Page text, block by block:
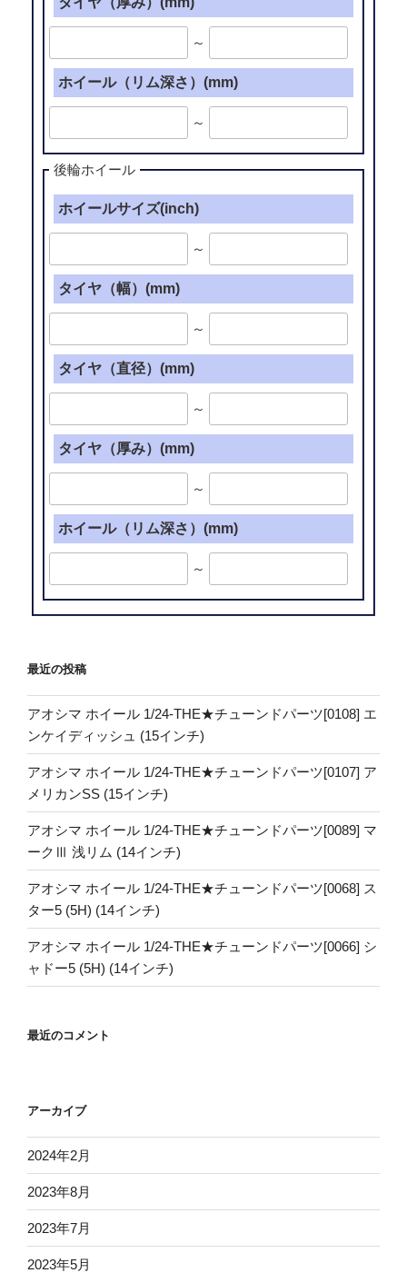
～
ホイール（リム深さ）(mm)
～
後輪ホイール
ホイールサイズ(inch)
～
タイヤ（幅）(mm)
～
タイヤ（直径）(mm)
～
タイヤ（厚み）(mm)
～
ホイール（リム深さ）(mm)
～
最近の投稿
アオシマ ホイール 1/24-THE★チューンドパーツ[0108] エ
ンケイディッシュ (15インチ)
アオシマ ホイール 1/24-THE★チューンドパーツ[0107] ア
メリカンSS (15インチ)
アオシマ ホイール 1/24-THE★チューンドパーツ[0089] マ
ークⅢ 浅リム (14インチ)
アオシマ ホイール 1/24-THE★チューンドパーツ[0068] ス
ター5 (5H) (14インチ)
アオシマ ホイール 1/24-THE★チューンドパーツ[0066] シ
ャドー5 (5H) (14インチ)
最近のコメント
アーカイブ
2024年2月
2023年8月
2023年7月
2023年5月